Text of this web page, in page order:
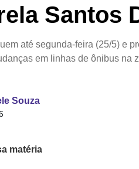
Santos
até segunda-feira (25/5) e
em linhas de ônibus na
Souza
matéria